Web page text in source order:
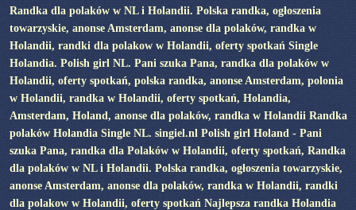
Randka dla polaków w NL i Holandii. Polska randka, ogłoszenia
towarzyskie, anonse Amsterdam, anonse dla polaków, randka w
Holandii, randki dla polakow w Holandii, oferty spotkań Single
Holandia. Polish girl NL. Pani szuka Pana, randka dla polaków w
Holandii, oferty spotkań, polska randka, anonse Amsterdam, polonia
w Holandii, randka w Holandii, oferty spotkań, Holandia,
Amsterdam, Holand, anonse dla polaków, randka w Holandii Randka
polaków Holandia Single NL. singiel.nl Polish girl Holand - Pani
szuka Pana, randka dla Polaków w Holandii, oferty spotkań, Randka
dla polaków w NL i Holandii. Polska randka, ogłoszenia towarzyskie,
anonse Amsterdam, anonse dla polaków, randka w Holandii, randki
dla polakow w Holandii, oferty spotkań Najlepsza randka Holandia